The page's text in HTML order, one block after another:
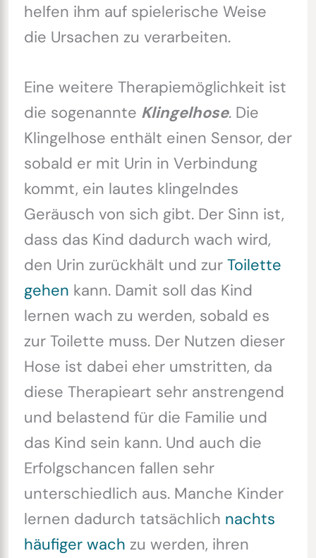
helfen ihm auf spielerische Weise
die Ursachen zu verarbeiten.
Eine weitere Therapiemöglichkeit ist
die sogenannte Klingelhose. Die
Klingelhose enthält einen Sensor, der
sobald er mit Urin in Verbindung
kommt, ein lautes klingelndes
Geräusch von sich gibt. Der Sinn ist,
dass das Kind dadurch wach wird,
den Urin zurückhält und zur Toilette
gehen kann. Damit soll das Kind
lernen wach zu werden, sobald es
zur Toilette muss. Der Nutzen dieser
Hose ist dabei eher umstritten, da
diese Therapieart sehr anstrengend
und belastend für die Familie und
das Kind sein kann. Und auch die
Erfolgschancen fallen sehr
unterschiedlich aus. Manche Kinder
lernen dadurch tatsächlich nachts
häufiger wach zu werden, ihren